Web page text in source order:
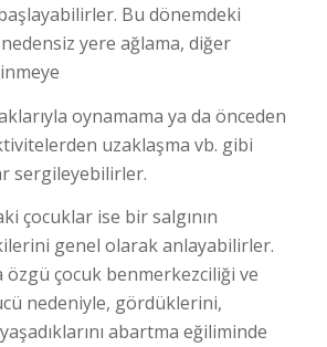
Bu dönemdeki
yere ağlama, diğer
oynamama ya da önceden
uzaklaşma vb. gibi
sergileyebilirler.
çocuklar ise bir salgının
genel olarak anlayabilirler.
özgü çocuk benmerkezciliği ve
nedeniyle, gördüklerini,
abartma eğiliminde